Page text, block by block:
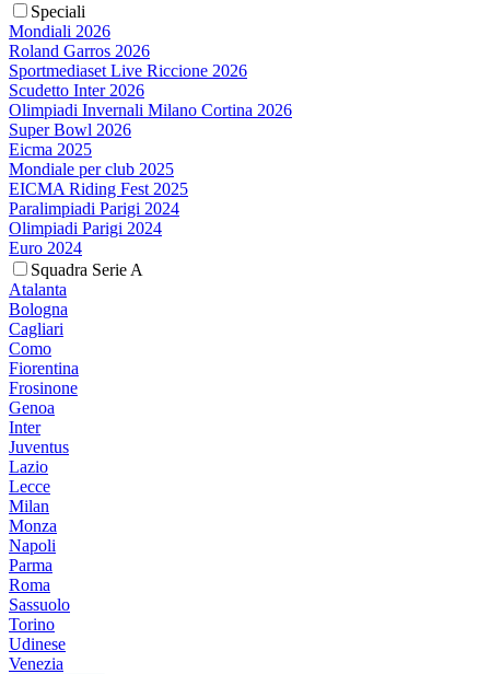
Speciali
Mondiali 2026
Roland Garros 2026
Sportmediaset Live Riccione 2026
Scudetto Inter 2026
Olimpiadi Invernali Milano Cortina 2026
Super Bowl 2026
Eicma 2025
Mondiale per club 2025
EICMA Riding Fest 2025
Paralimpiadi Parigi 2024
Olimpiadi Parigi 2024
Euro 2024
Squadra Serie A
Atalanta
Bologna
Cagliari
Como
Fiorentina
Frosinone
Genoa
Inter
Juventus
Lazio
Lecce
Milan
Monza
Napoli
Parma
Roma
Sassuolo
Torino
Udinese
Venezia